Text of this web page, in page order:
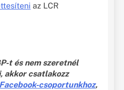
az LCR
t és nem szeretnél
akkor csatlakozz
csoportunkhoz,